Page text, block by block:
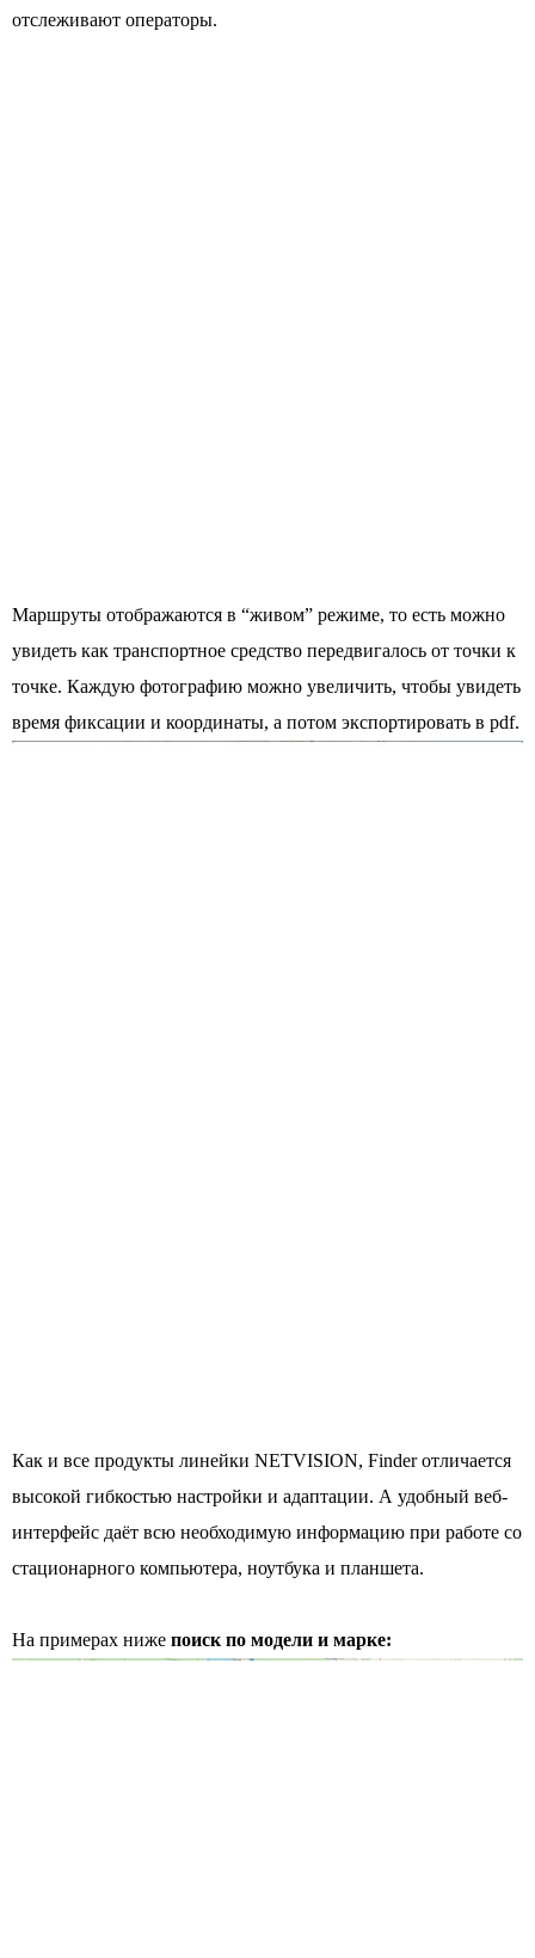
отслеживают операторы.
Маршруты отображаются в “живом” режиме, то есть можно
увидеть как транспортное средство передвигалось от точки к
точке. Каждую фотографию можно увеличить, чтобы увидеть
время фиксации и координаты, а потом экспортировать в pdf.
Как и все продукты линейки NETVISION, Finder отличается
высокой гибкостью настройки и адаптации. А удобный веб-
интерфейс даёт всю необходимую информацию при работе со
стационарного компьютера, ноутбука и планшета.
На примерах ниже поиск по модели и марке: